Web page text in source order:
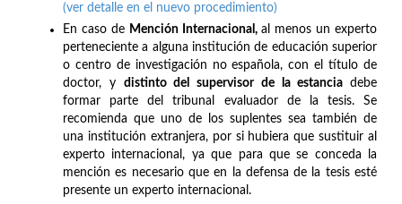
(ver detalle en el nuevo procedimiento)
En caso de Mención Internacional,al menos un experto
perteneciente a alguna institución de educación superior
o centro de investigación no española, con el título de
doctor, y distinto del supervisor de la estancia debe
formar parte del tribunal evaluador de la tesis. Se
recomienda que uno de los suplentes sea también de
una institución extranjera, por si hubiera que sustituir al
experto internacional, ya que para que se conceda la
mención es necesario que en la defensa de la tesis esté
presente un experto internacional.